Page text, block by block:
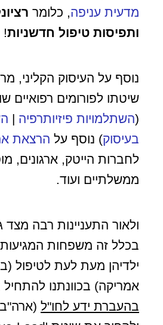
מדעית עניפה, כלומר
ותפיסות טיפול חדשניות!
נוסף על העיסוק הקליני,
שיטתו לפורומים רפואיים
(השתלמויות פיזיותרפיה |
בעיסוק) נוסף על הרצאת
לחברות הייטק, ארגונים,
ממשלתיים ועוד.
ולאור התעניינות רבה מצד
בכלל זה משפחות המגיעות
ילדיהן מעת לעת לטיפול
אמריקה) בכוונתנו
בהעברת ידע לחו"ל (ארה"ב